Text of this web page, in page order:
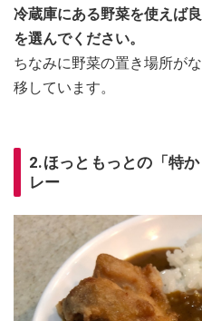
冷蔵庫にある野菜を使えば
を選んでください。
ちなみに野菜の置き場所が
移しています。
2.ほっともっとの「特
レー